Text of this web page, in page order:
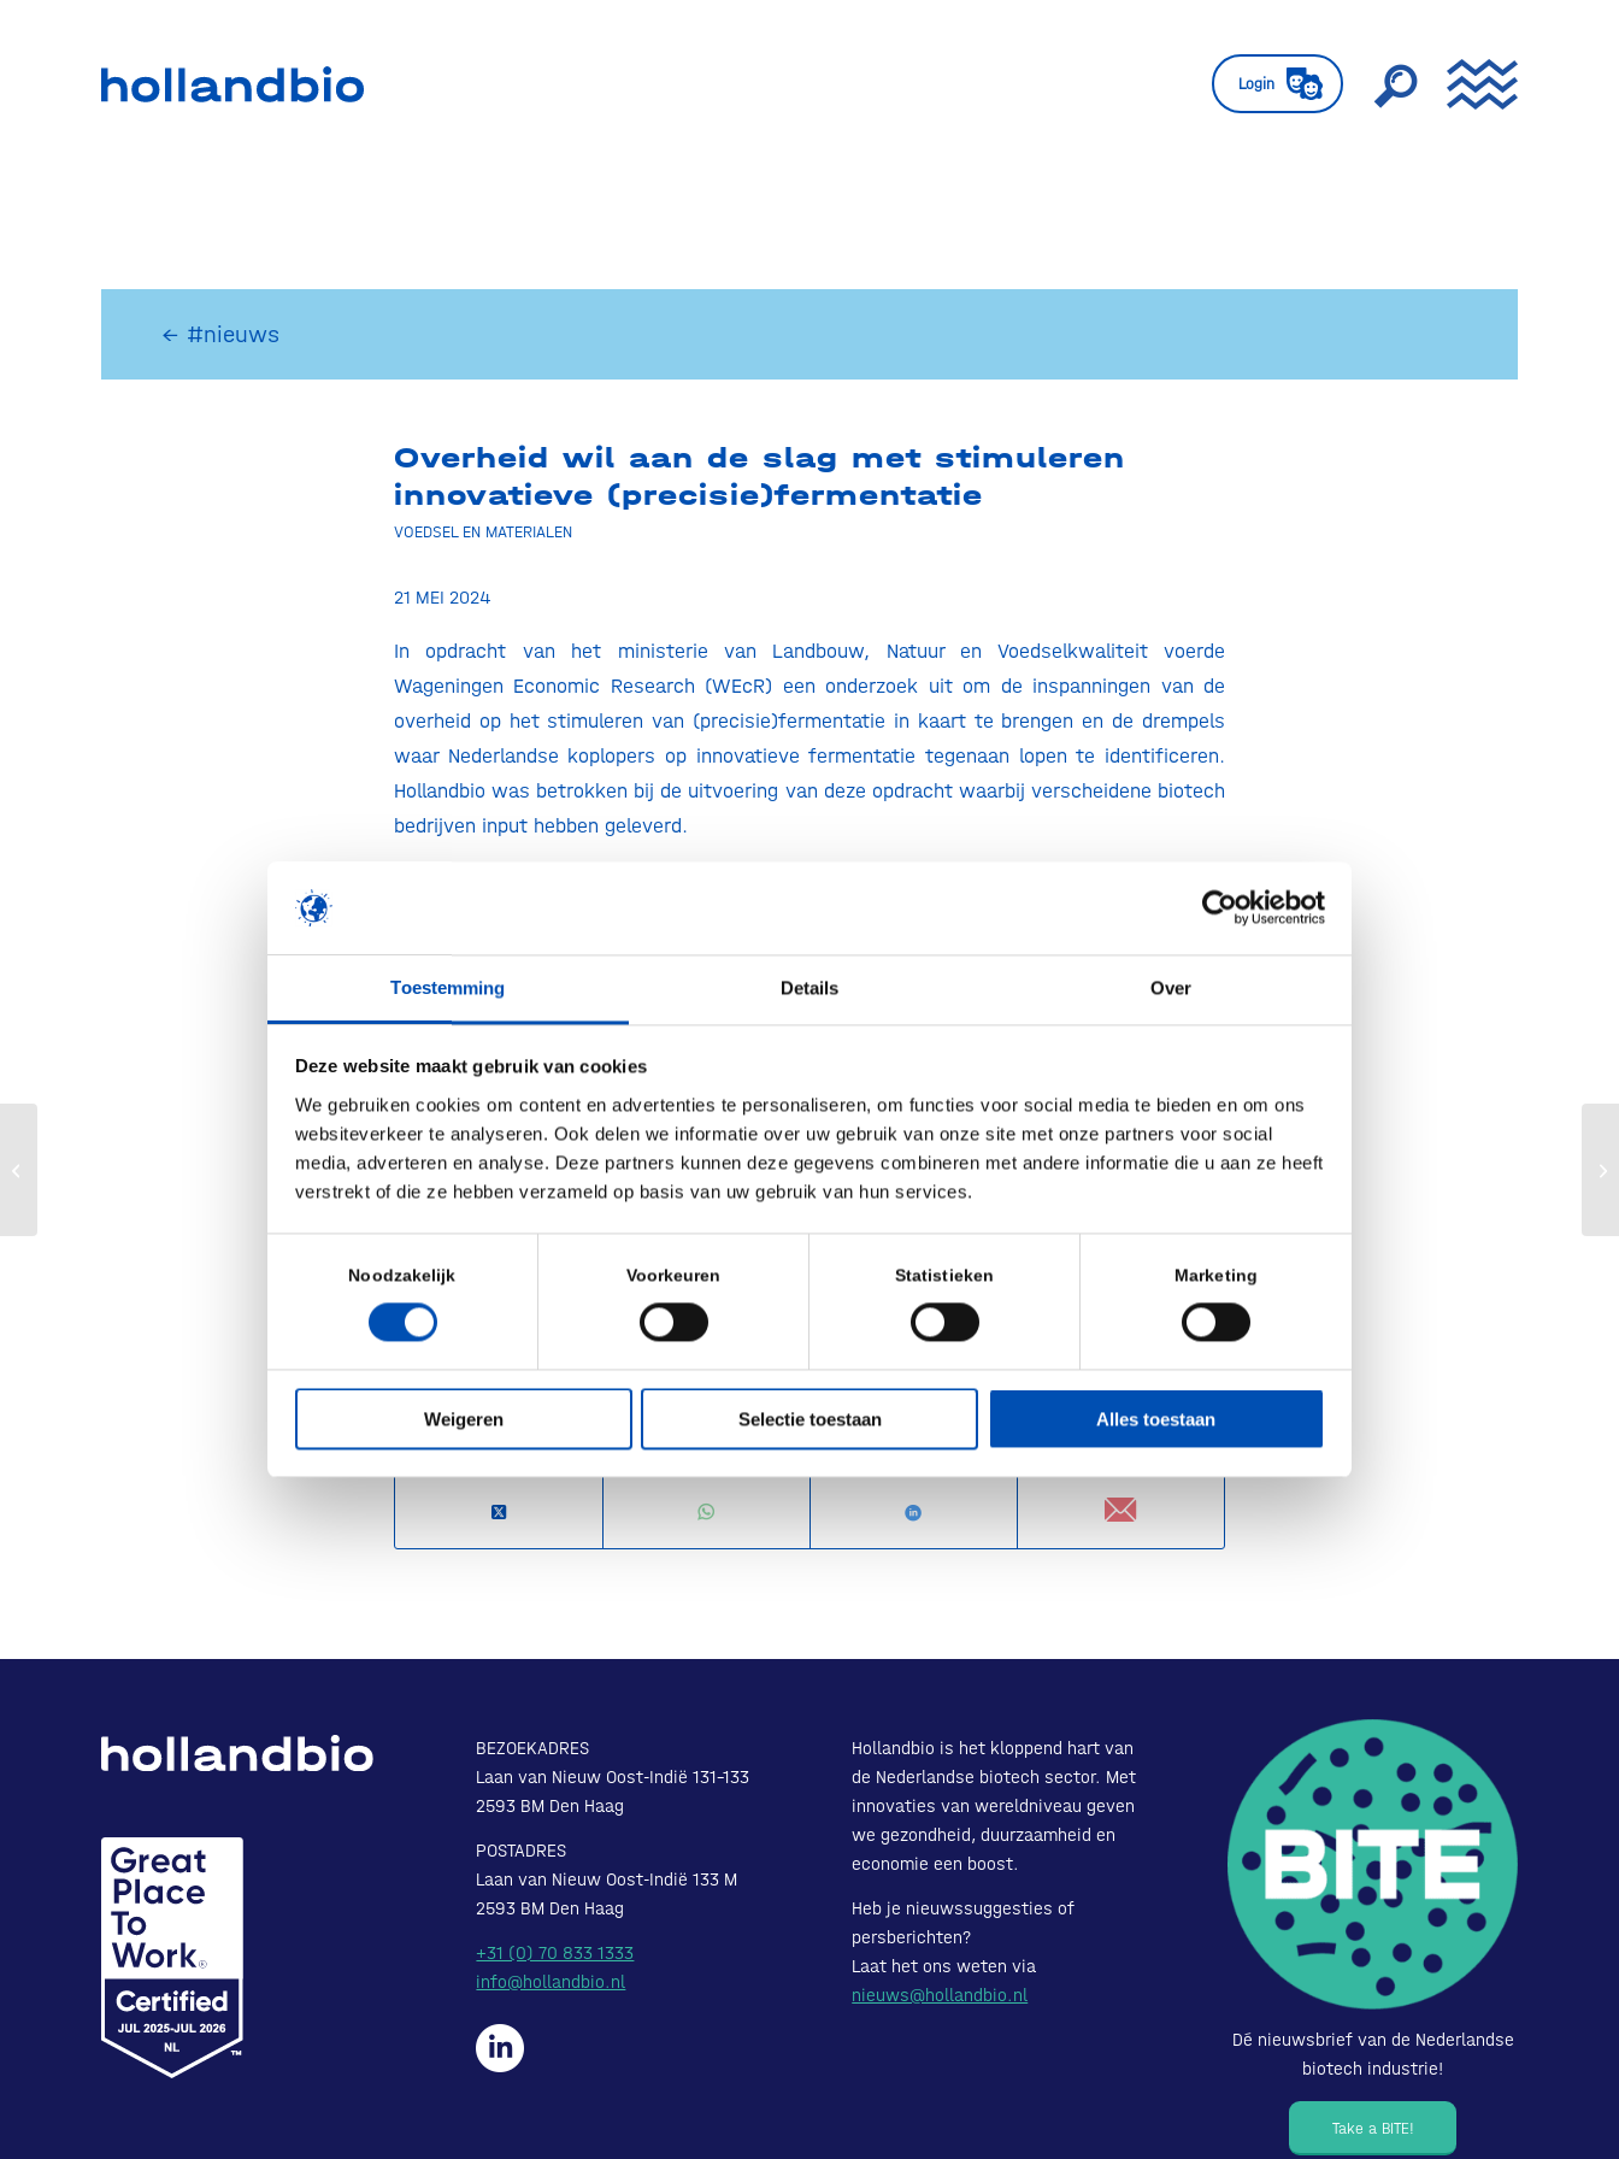
Toestemming Details Over
Deze website maakt gebruik van cookies
We gebruiken cookies om content en advertenties te personaliseren, om functies voor social media te bieden en om ons
websiteverkeer te analyseren. Ook delen we informatie over uw gebruik van onze site met onze partners voor social
media, adverteren en analyse. Deze partners kunnen deze gegevens combineren met andere informatie die u aan ze heeft
verstrekt of die ze hebben verzameld op basis van uw gebruik van hun services.
Noodzakelijk Voorkeuren Statistieken Marketing
Weigeren Selectie toestaan Alles toestaan
Login
← #nieuws
Overheid wil aan de slag met stimuleren
innovatieve (precisie)fermentatie
VOEDSEL EN MATERIALEN
21 MEI 2024
In opdracht van het ministerie van Landbouw, Natuur en Voedselkwaliteit voerde
Wageningen Economic Research (WEcR) een onderzoek uit om de inspanningen van de
overheid op het stimuleren van (precisie)fermentatie in kaart te brengen en de drempels
waar Nederlandse koplopers op innovatieve fermentatie tegenaan lopen te identificeren.
Hollandbio was betrokken bij de uitvoering van deze opdracht waarbij verscheidene biotech
bedrijven input hebben geleverd.
Kamerbrief van LNV-minister Adema en bevat zes thema’s: novel food wetgeving,
en financiering; R&D en infrastructuur; human resources; sociale acceptatie en ethiek.
ondersteunen van de samenwerking, om de wetgeving aan te passen en om te investeren
in innovatie en opschaling. Uit het onderzoek is ook duidelijk geworden dat de overheid al
actief werkt het adresseren van verschillende sectorale uitdagingen, waarbij het van
belang is om hierover met sectorvertegenwoordigers en de bedrijven in gesprek te blijven.
Hollandbio zal daarom ook in de toekomst zich actief inzetten om deze gesprekken te
koploper maken op innovatieve (precisie)fermentatie.
BEZOEKADRES
Laan van Nieuw Oost-Indië 131-133
2593 BM Den Haag
POSTADRES
Laan van Nieuw Oost-Indië 133 M
2593 BM Den Haag
+31 (0) 70 833 1333
info@hollandbio.nl
Hollandbio is het kloppend hart van
de Nederlandse biotech sector. Met
innovaties van wereldniveau geven
we gezondheid, duurzaamheid en
economie een boost.
Heb je nieuwssuggesties of
persberichten?
Laat het ons weten via
nieuws@hollandbio.nl
Dé nieuwsbrief van de Nederlandse
biotech industrie!
Take a BITE!